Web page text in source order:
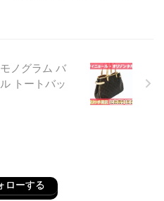
ノグラム バ
トートバッ
ローする